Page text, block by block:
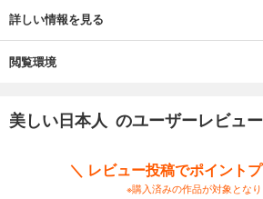
ら、“美しく生きた日本人”73人を厳選しました。
会からは緒方貞子、杉原千畝、植村直己、盛
本田宗一郎、星一、井深大……、文化からは小
がっています。ときにその恩恵は、現在の私た
本書が読者諸兄の人生と思考にとって、良き一
詳しい情報を見る
閲覧環境
美しい日本人 のユーザーレビュー
＼ レビュー投稿でポイント
※購入済みの作品が対象とな